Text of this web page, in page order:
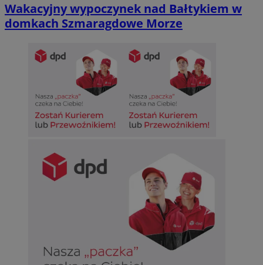
Wakacyjny wypoczynek nad Bałtykiem w
domkach Szmaragdowe Morze